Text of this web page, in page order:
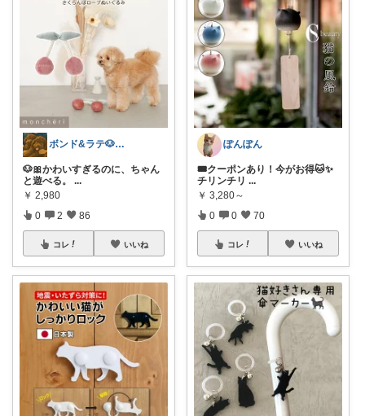
ボンド&ラテ🐶経由購入感謝です🙇
🐶🎀かわいすぎるのに、ちゃん
と遊べる。 ...
￥ 2,980
0 2 86
コレ いいね
ぽんぽん
🎟️クーポンあり！今がお得🐱✨
チリンチリ ...
￥ 3,280～
0 0 70
コレ いいね